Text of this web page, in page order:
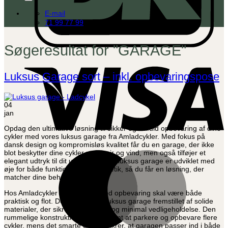
E-mail
71 99 77 99
Søgeresultat for "GARAGE"
Luksus Garage sort – inkl. opbevaringspose
04
jan
Opdag den ultimative løsning til sikker og stilfuld opbevaring af dine
cykler med vores luksus garage fra Amladcykler. Med fokus på
dansk design og kompromisløs kvalitet får du en garage, der ikke
blot beskytter dine cykler mod vejr og vind, men også tilføjer et
elegant udtryk til dit uderum. Vores luksus garage er udviklet med
øje for både funktionalitet og æstetik, så du får en løsning, der
matcher dine behov og din bolig.
Hos Amladcykler tror vi på, at god opbevaring skal være både
praktisk og flot. Derfor er vores luksus garage fremstillet af solide
materialer, der sikrer lang levetid og minimal vedligeholdelse. Den
rummelige konstruktion gør det nemt at parkere og opbevare flere
cykler, mens det smarte design sikrer, at garagen passer ind i både